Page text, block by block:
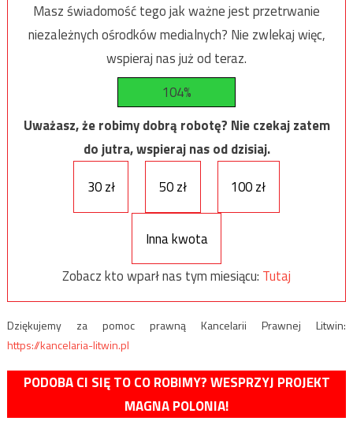
Masz świadomość tego jak ważne jest przetrwanie
niezależnych ośrodków medialnych? Nie zwlekaj więc,
wspieraj nas już od teraz.
104%
Uważasz, że robimy dobrą robotę? Nie czekaj zatem
do jutra, wspieraj nas od dzisiaj.
30 zł
50 zł 100 zł
Inna kwota
Zobacz kto wparł nas tym miesiącu: Tutaj
Dziękujemy za pomoc prawną Kancelarii Prawnej Litwin:
https://kancelaria-litwin.pl
PODOBA CI SIĘ TO CO ROBIMY? WESPRZYJ PROJEKT
MAGNA POLONIA!